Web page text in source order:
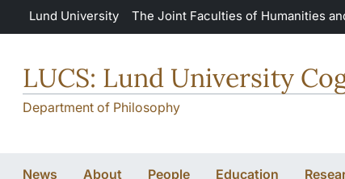
Skip to main content
Lund University The Joint Faculties of Humanities
LUCS: Lund University
Department of Philosophy
News About People Education